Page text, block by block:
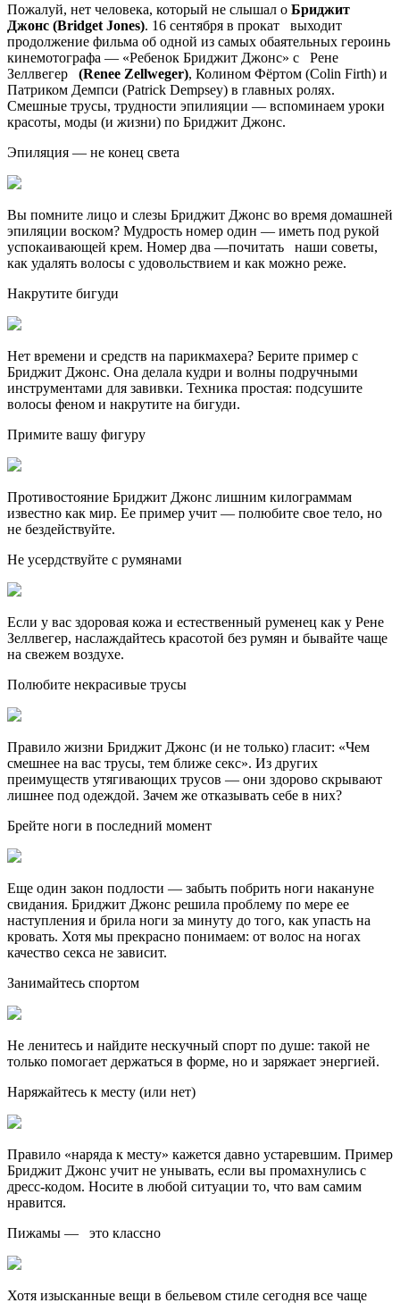
Пожалуй, нет человека, который не слышал о Бриджит
Джонс (Bridget Jones). 16 сентября в прокат выходит
продолжение фильма об одной из самых обаятельных героинь
кинемотографа — «Ребенок Бриджит Джонс» с Рене
Зеллвегер (Renee Zellweger), Колином Фёртом (Colin Firth) и
Патриком Демпси (Patrick Dempsey) в главных ролях.
Смешные трусы, трудности эпилияции — вспоминаем уроки
красоты, моды (и жизни) по Бриджит Джонс.
Эпиляция — не конец света
Вы помните лицо и слезы Бриджит Джонс во время домашней
эпиляции воском? Мудрость номер один — иметь под рукой
успокаивающей крем. Номер два —почитать наши советы,
как удалять волосы с удовольствием и как можно реже.
Накрутите бигуди
Нет времени и средств на парикмахера? Берите пример с
Бриджит Джонс. Она делала кудри и волны подручными
инструментами для завивки. Техника простая: подсушите
волосы феном и накрутите на бигуди.
Примите вашу фигуру
Противостояние Бриджит Джонс лишним килограммам
известно как мир. Ее пример учит — полюбите свое тело, но
не бездействуйте.
Не усердствуйте с румянами
Если у вас здоровая кожа и естественный руменец как у Рене
Зеллвегер, наслаждайтесь красотой без румян и бывайте чаще
на свежем воздухе.
Полюбите некрасивые трусы
Правило жизни Бриджит Джонс (и не только) гласит: «Чем
смешнее на вас трусы, тем ближе секс». Из других
преимуществ утягивающих трусов — они здорово скрывают
лишнее под одеждой. Зачем же отказывать себе в них?
Брейте ноги в последний момент
Еще один закон подлости — забыть побрить ноги накануне
свидания. Бриджит Джонс решила проблему по мере ее
наступления и брила ноги за минуту до того, как упасть на
кровать. Хотя мы прекрасно понимаем: от волос на ногах
качество секса не зависит.
Занимайтесь спортом
Не ленитесь и найдите нескучный спорт по душе: такой не
только помогает держаться в форме, но и заряжает энергией.
Наряжайтесь к месту (или нет)
Правило «наряда к месту» кажется давно устаревшим. Пример
Бриджит Джонс учит не унывать, если вы промахнулись с
дресс-кодом. Носите в любой ситуации то, что вам самим
нравится.
Пижамы — это классно
Хотя изысканные вещи в бельевом стиле сегодня все чаще